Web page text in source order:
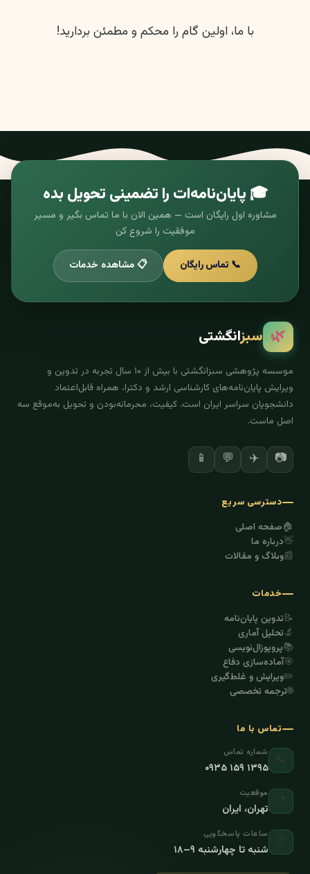
با ما، اولین گام را محکم و مطمئن بردارید!
🎓 پایان‌نامه‌ات را تضمینی تحویل بده
مشاوره اول رایگان است — همین الان با ما تماس بگیر و مسیر
موفقیت را شروع کن
📞 تماس رایگان 📋 مشاهده خدمات
🌿 سبزانگشتی
موسسه پژوهشی سبزانگشتی با بیش از ۱۰ سال تجربه در تدوین و
ویرایش پایان‌نامه‌های کارشناسی ارشد و دکترا، همراه قابل‌اعتماد
دانشجویان سراسر ایران است. کیفیت، محرمانه‌بودن و تحویل به‌موقع سه
اصل ماست.
📷
✈️
💬
📱
دسترسی سریع
🏠صفحه اصلی
👋درباره ما
📰وبلاگ و مقالات
خدمات
📝تدوین پایان‌نامه
🔬تحلیل آماری
📚پروپوزال‌نویسی
🎯آماده‌سازی دفاع
✏️ویرایش و غلط‌گیری
🌐ترجمه تخصصی
تماس با ما
📞 شماره تماس
۰۹۳۵ ۱۵۹ ۱۳۹۵
📍 موقعیت
تهران، ایران
⏰ ساعات پاسخگویی
شنبه تا چهارشنبه ۹–۱۸